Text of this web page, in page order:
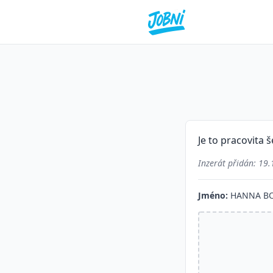
Je to pracovita
Inzerát přidán:
Jméno: HANNA